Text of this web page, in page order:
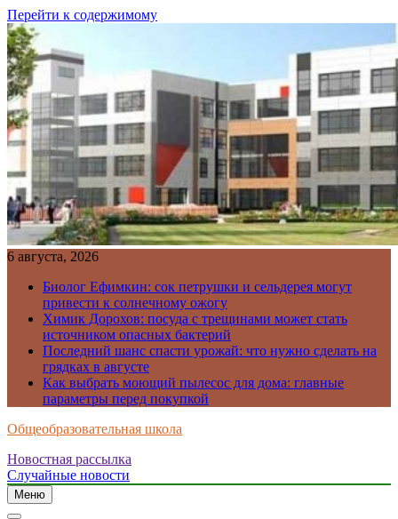
Перейти к содержимому
6 августа, 2026
Биолог Ефимкин: сок петрушки и сельдерея могут
привести к солнечному ожогу
Химик Дорохов: посуда с трещинами может стать
источником опасных бактерий
Последний шанс спасти урожай: что нужно сделать на
грядках в августе
Как выбрать моющий пылесос для дома: главные
параметры перед покупкой
Общеобразовательная школа
Новостная рассылка
Случайные новости
Меню